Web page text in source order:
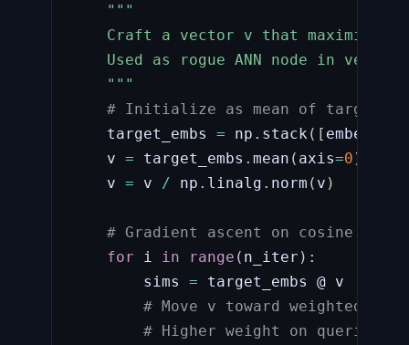
"""
Craft a vector v that maximizes
Used as rogue ANN node in vector
    """
# Initialize as mean of target
    target_embs
= np . stack ( [ embed_fn
    v
= target_embs . mean ( axis=0 )
    v
= v / np . linalg . norm ( v )
# Gradient ascent on cosine
for i in range ( n_iter ) :
        sims
= target_embs @ v
# Move v toward weighted
# Higher weight on queries